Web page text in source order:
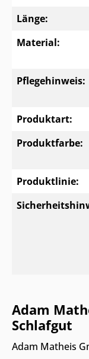
Länge:
Material:
Pflegehinweis:
Produktart:
Produktfarbe:
Produktlinie:
Adam
Schlafgut
Adam Matheis